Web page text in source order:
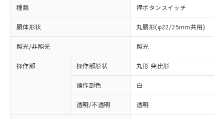
種類 押ボタンスイッチ
胴体形状 丸胴形(φ22/25mm共用)
照光/非照光 照光
操作部 操作部形状 丸形 突出形
操作部色 白
透明/不透明 透明